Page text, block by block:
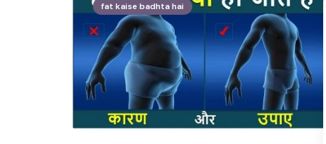
fat kaise badhta hai